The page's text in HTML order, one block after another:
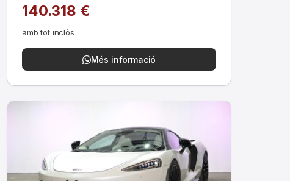
140.318 €
amb tot inclòs
Més informació